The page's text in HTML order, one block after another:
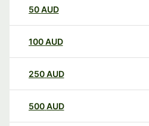
50AUD
100AUD
250AUD
500AUD